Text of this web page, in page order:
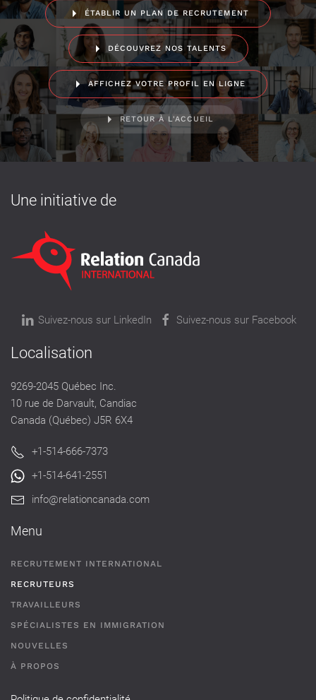
ÉTABLIR UN PLAN DE RECRUTEMENT
DÉCOUVREZ NOS TALENTS
AFFICHEZ VOTRE PROFIL EN LIGNE
RETOUR À L'ACCUEIL
Une initiative de
Suivez-nous sur LinkedIn Suivez-nous sur Facebook
Localisation
9269-2045 Québec Inc.
10 rue de Darvault, Candiac
Canada (Québec) J5R 6X4
+1-514-666-7373
+1-514-641-2551
info@relationcanada.com
Menu
RECRUTEMENT INTERNATIONAL
RECRUTEURS
TRAVAILLEURS
SPÉCIALISTES EN IMMIGRATION
NOUVELLES
À PROPOS